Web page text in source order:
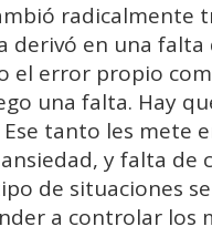
radicalmente
derivó en una
el error propio
una falta. Hay
tanto les mete
y falta de
de situaciones
a controlar los